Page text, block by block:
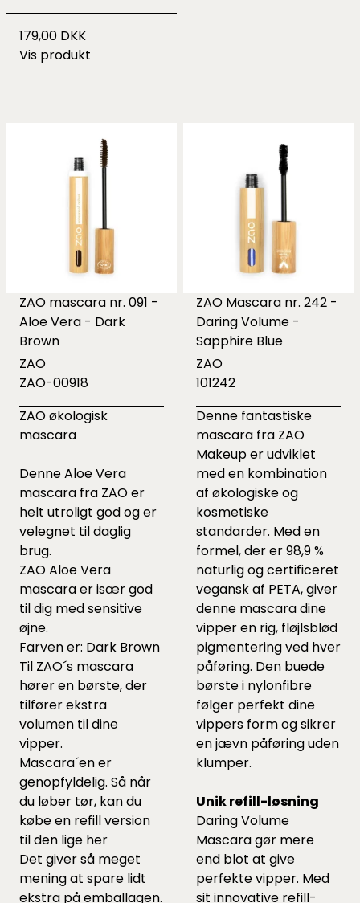
179,00 DKK
Vis produkt
ZAO mascara nr. 091 -
Aloe Vera - Dark
Brown
ZAO
ZAO-00918
ZAO økologisk
mascara
Denne Aloe Vera
mascara fra ZAO er
helt utroligt god og er
velegnet til daglig
brug.
ZAO Aloe Vera
mascara er især god
til dig med sensitive
øjne.
Farven er: Dark Brown
Til ZAO´s mascara
hører en børste, der
tilfører ekstra
volumen til dine
vipper.
Mascara´en er
genopfyldelig. Så når
du løber tør, kan du
købe en refill version
til den lige her
Det giver så meget
mening at spare lidt
ekstra på emballagen.
ZAO Mascara nr. 242 -
Daring Volume -
Sapphire Blue
ZAO
101242
Denne fantastiske
mascara fra ZAO
Makeup er udviklet
med en kombination
af økologiske og
kosmetiske
standarder. Med en
formel, der er 98,9 %
naturlig og certificeret
vegansk af PETA, giver
denne mascara dine
vipper en rig, fløjlsblød
pigmentering ved hver
påføring. Den buede
børste i nylonfibre
følger perfekt dine
vippers form og sikrer
en jævn påføring uden
klumper.
Unik refill-løsning
Daring Volume
Mascara gør mere
end blot at give
perfekte vipper. Med
sit innovative refill-